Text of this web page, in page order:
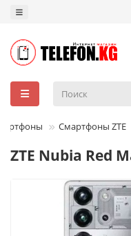
Смартфоны ZTE
ZTE Nubia Red